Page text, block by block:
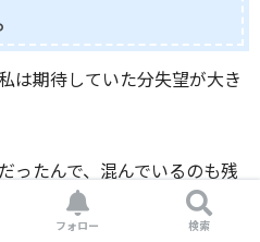
は期待していた分失望が大き
ったんで、混んでいるのも残
フォロー 検索